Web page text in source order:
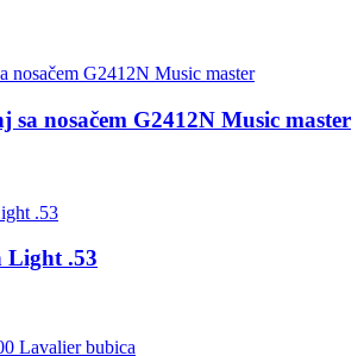
nosačem G2412N Music master
Light .53